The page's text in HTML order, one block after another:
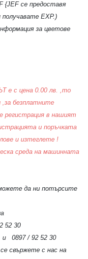
{JEF се предоставя
EXP.)
за цветове
е с цена 0.00 лв. ,то
,за безплатните
регистрация в нашият
и поръчката
и изтеглете !
среда на машинната
да ни потърсите
52 30
0897 / 92 52 30
свържете с нас на